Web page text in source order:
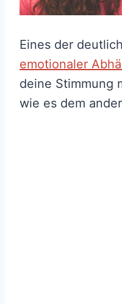
Eines der
emotionaler
deine Stimmung
wie es dem